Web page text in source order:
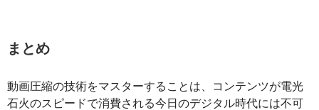
まとめ
動画圧縮の技術をマスターすることは、コンテンツが電光
石火のスピードで消費される今日のデジタル時代には不可